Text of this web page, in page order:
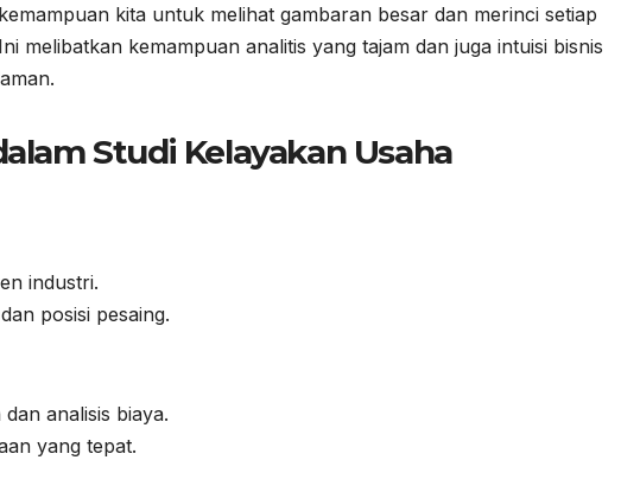
kita untuk melihat gambaran besar dan merinci setiap
melibatkan kemampuan analitis yang tajam dan juga intuisi bisnis
Studi Kelayakan Usaha
industri.
posisi pesaing.
analisis biaya.
yang tepat.